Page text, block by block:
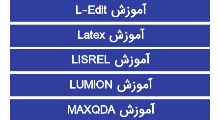
آموزش L-Edit
آموزش Latex
آموزش LISREL
آموزش LUMION
آموزش MAXQDA